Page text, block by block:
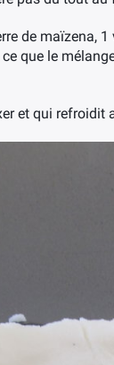
de maïzena,
que le
et qui